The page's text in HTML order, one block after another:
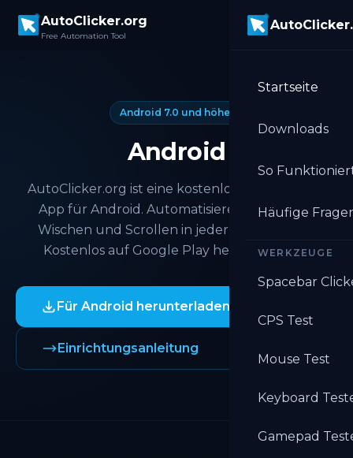
AutoClicker.org
Free Automation Tool
Startseite
Downloads
So
Häufige
WERKZEUGE
Spacebar
CPS Test
Mouse Test
Keyboard
Gamepad
Android 7.0 und höher
Android
AutoClicker.org ist eine kostenlose Auto Clicker
App für Android. Automatisieren Sie Tippen,
Wischen und Scrollen in jeder Android-App.
Kostenlos auf Google Play herunterladen.
Für Android herunterladen
Einrichtungsanleitung